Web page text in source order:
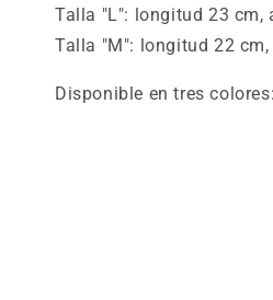
Talla "L": longitud 23 cm,
Talla "M": longitud 22
Disponible en tres